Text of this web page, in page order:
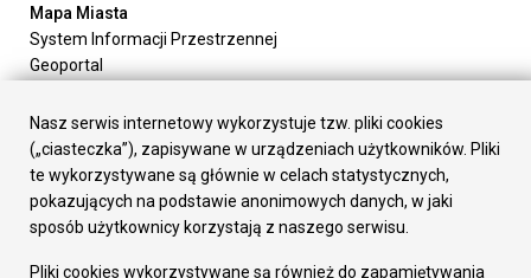
Mapa Miasta
System Informacji Przestrzennej
Geoportal
Załatw sprawę
Prezydent Miasta
Rada Miasta
Wydziały
Elektroniczna Skrzynka Podawcza
Gospodarka
Nasz serwis internetowy wykorzystuje tzw. pliki cookies
(„ciasteczka”), zapisywane w urządzeniach użytkowników. Pliki
te wykorzystywane są głównie w celach statystycznych,
pokazujących na podstawie anonimowych danych, w jaki
sposób użytkownicy korzystają z naszego serwisu.
Pliki cookies wykorzystywane są również do zapamiętywania